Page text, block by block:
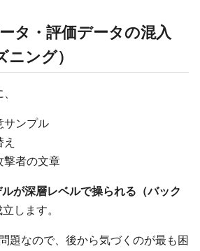
タ・評価データの混入
ニング）
サンプル
撃者の文章
が深層レベルで操られる（バック
します。
題なので、後から気づくのが最も困